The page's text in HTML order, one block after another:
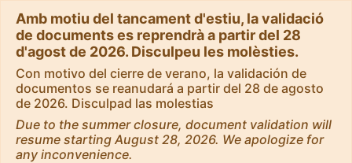
Amb motiu del tancament d'estiu, la validació
de documents es reprendrà a partir del 28
d'agost de 2026. Disculpeu les molèsties.
Con motivo del cierre de verano, la validación de
documentos se reanudará a partir del 28 de agosto
de 2026. Disculpad las molestias
Due to the summer closure, document validation will
resume starting August 28, 2026. We apologize for
any inconvenience.